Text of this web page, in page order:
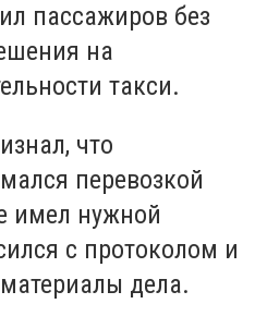
пассажиров без
на
такси.
что
перевозкой
имел нужной
с протоколом и
дела.